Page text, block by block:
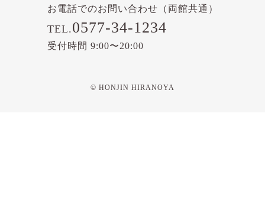
お電話でのお問い合わせ（両館共通）
TEL.0577-34-1234
受付時間 9:00〜20:00
© HONJIN HIRANOYA